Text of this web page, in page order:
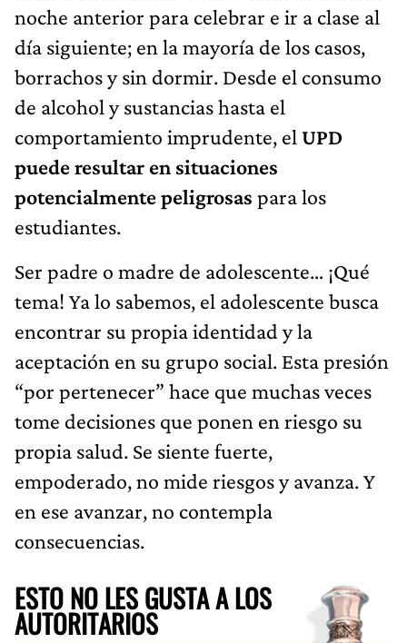
noche anterior para celebrar e ir a clase al
día siguiente; en la mayoría de los casos,
borrachos y sin dormir. Desde el consumo
de alcohol y sustancias hasta el
comportamiento imprudente, el UPD
puede resultar en situaciones
potencialmente peligrosas para los
estudiantes.
Ser padre o madre de adolescente… ¡Qué
tema! Ya lo sabemos, el adolescente busca
encontrar su propia identidad y la
aceptación en su grupo social. Esta presión
“por pertenecer” hace que muchas veces
tome decisiones que ponen en riesgo su
propia salud. Se siente fuerte,
empoderado, no mide riesgos y avanza. Y
en ese avanzar, no contempla
consecuencias.
ESTO NO LES GUSTA A LOS
AUTORITARIOS